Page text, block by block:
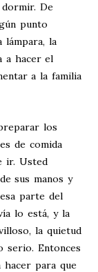
dormir. De
punto
lámpara, la
a hacer el
a la familia
los
de comida
ir. Usted
sus manos y
parte del
lo está, y la
la quietud
serio. Entonces
hacer para que